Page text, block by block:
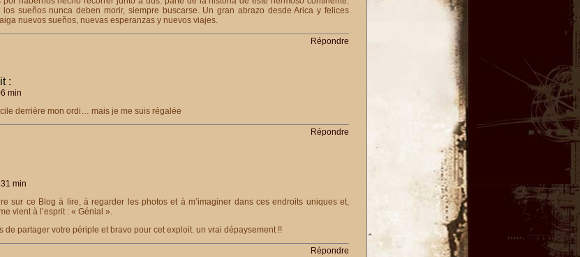
sueños nunca deben morir, siempre buscarse. Un gran abrazo desde Arica y felices
nuevos sueños, nuevas esperanzas y nuevos viajes.
Répondre
:
min
derrière mon ordi… mais je me suis régalée
Répondre
min
sur ce Blog à lire, à regarder les photos et à m’imaginer dans ces endroits uniques et,
vient à l’esprit : « Génial ».
de partager votre périple et bravo pour cet exploit. un vrai dépaysement !!
Répondre